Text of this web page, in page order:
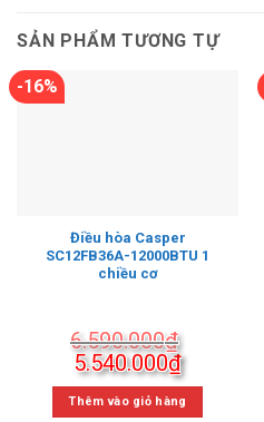
SẢN PHẨM TƯƠNG TỰ
-16%
Điều hòa Casper
SC12FB36A-12000BTU 1
chiều cơ
6.590.000₫
Giá
gốc
là:
5.540.000₫Giá
hiện
tại
Thêm vào giỏ hàng